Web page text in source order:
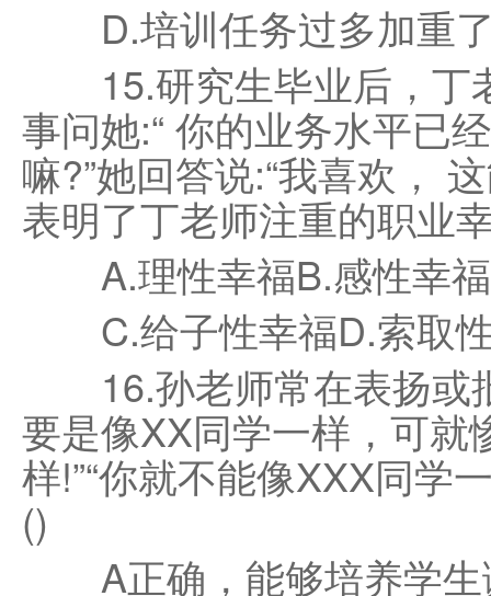
D.培训任务过多加重
15.研究生毕业后，丁
事问她:“ 你的业务水平已
嘛?”她回答说:“我喜欢，
表明了丁老师注重的职业
A.理性幸福B.感性幸福
C.给子性幸福D.索取
16.孙老师常在表扬或
要是像XX同学一样，可就
样!”“你就不能像XXX同学
()
A正确，能够培养学生